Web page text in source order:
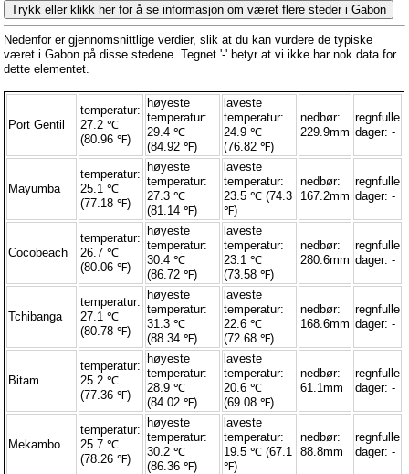
Trykk eller klikk her for å se informasjon om været flere steder i Gabon
Nedenfor er gjennomsnittlige verdier, slik at du kan vurdere de typiske
været i Gabon på disse stedene. Tegnet '-' betyr at vi ikke har nok data for
dette elementet.
Port Gentil
temperatur:
27.2 ℃
(80.96 ℉)
høyeste
temperatur:
29.4 ℃
(84.92 ℉)
laveste
temperatur:
24.9 ℃
(76.82 ℉)
nedbør:
229.9mm
regnfulle
dager: -
Mayumba
temperatur:
25.1 ℃
(77.18 ℉)
høyeste
temperatur:
27.3 ℃
(81.14 ℉)
laveste
temperatur:
23.5 ℃ (74.3
℉)
nedbør:
167.2mm
regnfulle
dager: -
Cocobeach
temperatur:
26.7 ℃
(80.06 ℉)
høyeste
temperatur:
30.4 ℃
(86.72 ℉)
laveste
temperatur:
23.1 ℃
(73.58 ℉)
nedbør:
280.6mm
regnfulle
dager: -
Tchibanga
temperatur:
27.1 ℃
(80.78 ℉)
høyeste
temperatur:
31.3 ℃
(88.34 ℉)
laveste
temperatur:
22.6 ℃
(72.68 ℉)
nedbør:
168.6mm
regnfulle
dager: -
Bitam
temperatur:
25.2 ℃
(77.36 ℉)
høyeste
temperatur:
28.9 ℃
(84.02 ℉)
laveste
temperatur:
20.6 ℃
(69.08 ℉)
nedbør:
61.1mm
regnfulle
dager: -
Mekambo
temperatur:
25.7 ℃
(78.26 ℉)
høyeste
temperatur:
30.2 ℃
(86.36 ℉)
laveste
temperatur:
19.5 ℃ (67.1
℉)
nedbør:
88.8mm
regnfulle
dager: -